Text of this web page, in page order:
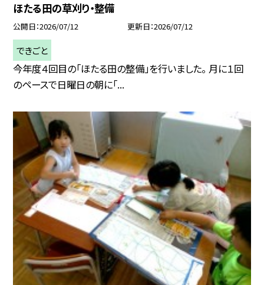
ほたる田の草刈り・整備
公開日 2026/07/12 更新日 2026/07/12
できごと
今年度４回目の「ほたる田の整備」を行いました。 月に１回
のペースで日曜日の朝に「...